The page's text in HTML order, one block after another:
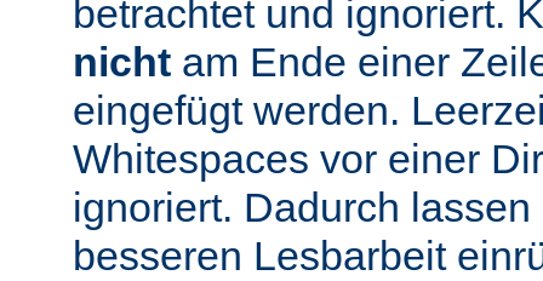
betrachtet und ignoriert.
nicht am Ende einer
eingefügt werden.
Whitespaces vor einer
ignoriert. Dadurch
besseren Lesbarbeit